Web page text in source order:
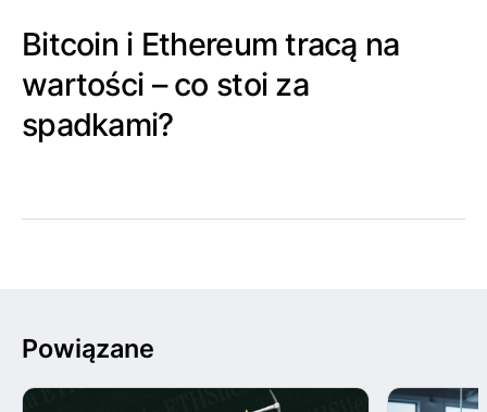
Bitcoin i Ethereum tracą na
wartości – co stoi za
spadkami?
Powiązane